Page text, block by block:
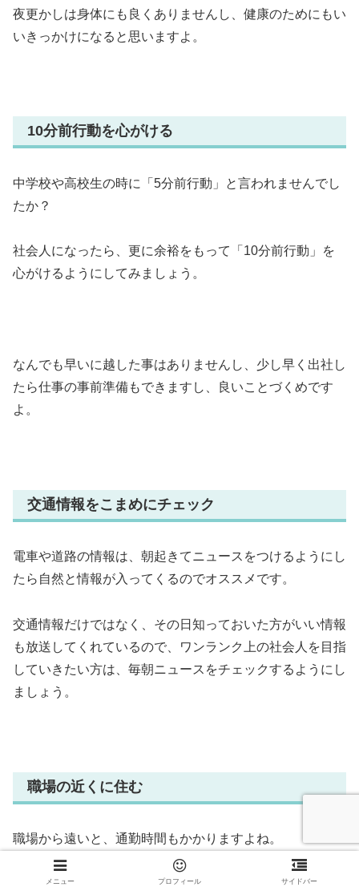
夜更かしは身体にも良くありませんし、健康のためにもい
いきっかけになると思いますよ。
10分前行動を心がける
中学校や高校生の時に「5分前行動」と言われませんでし
たか？
社会人になったら、更に余裕をもって「10分前行動」を
心がけるようにしてみましょう。
なんでも早いに越した事はありませんし、少し早く出社し
たら仕事の事前準備もできますし、良いことづくめです
よ。
交通情報をこまめにチェック
電車や道路の情報は、朝起きてニュースをつけるようにし
たら自然と情報が入ってくるのでオススメです。
交通情報だけではなく、その日知っておいた方がいい情報
も放送してくれているので、ワンランク上の社会人を目指
していきたい方は、毎朝ニュースをチェックするようにし
ましょう。
職場の近くに住む
職場から遠いと、通勤時間もかかりますよね。
通勤時間を短縮するためにも、職場の近くに住むと楽ちん
メニュー プロフィール サイドバー